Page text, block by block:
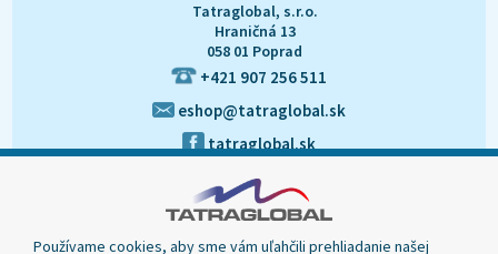
Tatraglobal, s.r.o.
Hraničná 13
058 01 Poprad
+421 907 256 511
eshop@tatraglobal.sk
tatraglobal.sk
Používame cookies, aby sme vám uľahčili prehliadanie našej